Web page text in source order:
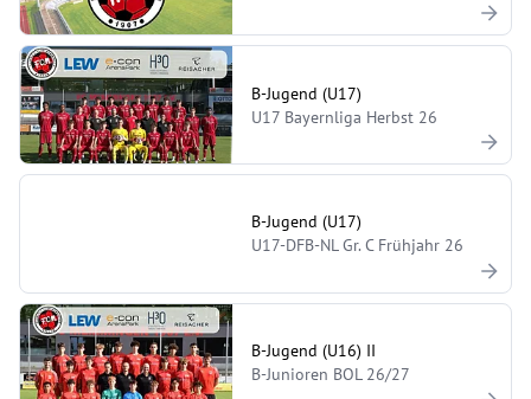
B-Jugend (U17)
U17 Bayernliga Herbst 26
B-Jugend (U17)
U17-DFB-NL Gr. C Frühjahr 26
B-Jugend (U16) II
B-Junioren BOL 26/27